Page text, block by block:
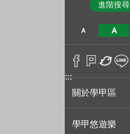
進階搜尋
:::
關於學甲區
學甲悠遊樂